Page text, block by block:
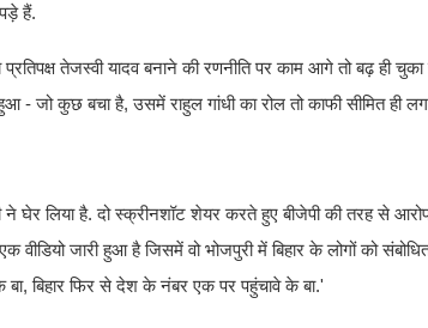
हैं.
प्रतिपक्ष तेजस्वी यादव बनाने की रणनीति पर काम आगे तो बढ़ ही
- जो कुछ बचा है, उसमें राहुल गांधी का रोल तो काफी सीमित ही लग
घेर लिया है. दो स्क्रीनशॉट शेयर करते हुए बीजेपी की तरह से
जारी हुआ है जिसमें वो भोजपुरी में बिहार के लोगों को
बा, बिहार फिर से देश के नंबर एक पर पहुंचावे के बा.'